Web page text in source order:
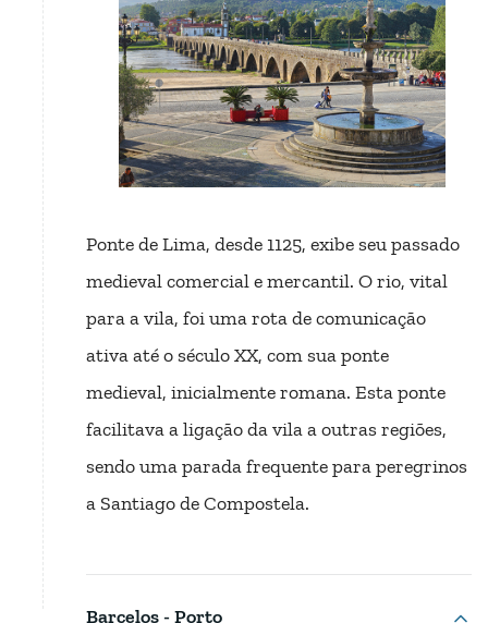
Ponte de Lima, desde 1125, exibe seu passado
medieval comercial e mercantil. O rio, vital
para a vila, foi uma rota de comunicação
ativa até o século XX, com sua ponte
medieval, inicialmente romana. Esta ponte
facilitava a ligação da vila a outras regiões,
sendo uma parada frequente para peregrinos
a Santiago de Compostela.
Barcelos - Porto